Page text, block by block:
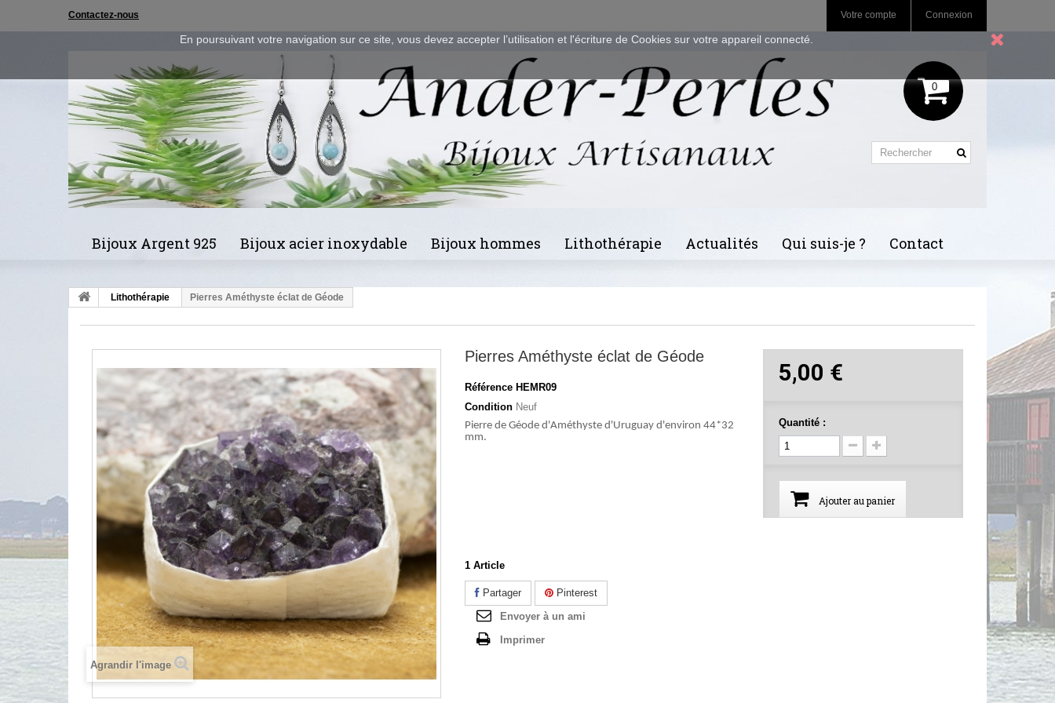
En poursuivant votre navigation sur ce site, vous devez accepter l’utilisation et l'écriture de Cookies sur votre appareil connecté.
Connexion
Votre compte
Contactez-nous
0
Bijoux Argent 925 Bijoux acier inoxydable Bijoux hommes Lithothérapie Actualités Qui suis-je ? Contact
Lithothérapie Pierres Améthyste éclat de Géode
Agrandir l'image
Pierres Améthyste éclat de Géode
Référence HEMR09
Condition Neuf
Pierre de Géode d'Améthyste d'Uruguay d'environ 44*32
mm.
1 Article
Partager
Pinterest
Envoyer à un ami
Imprimer
5,00 €
Quantité :
Ajouter au panier